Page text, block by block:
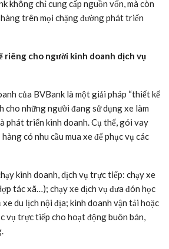
không chỉ cung cấp nguồn vốn, mà còn
trên mọi chặng đường phát triển
riêng cho người kinh doanh dịch vụ
của BVBank là một giải pháp “thiết kế
cho những người đang sử dụng xe làm
phát triển kinh doanh. Cụ thể, gói vay
có nhu cầu mua xe để phục vụ các
kinh doanh, dịch vụ trực tiếp: chạy xe
tác xã…); chạy xe dịch vụ đưa đón học
du lịch nội địa; kinh doanh vận tải hoặc
vụ trực tiếp cho hoạt động buôn bán,